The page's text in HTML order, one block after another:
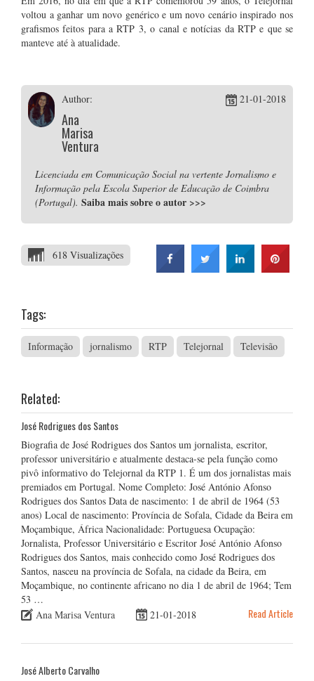
voltou a ganhar um novo genérico e um novo cenário inspirado nos
grafismos feitos para a RTP 3, o canal e notícias da RTP e que se
manteve até à atualidade.
Author:
Ana
Marisa
Ventura
21-01-2018
Licenciada em Comunicação Social na vertente Jornalismo e
Informação pela Escola Superior de Educação de Coimbra
(Portugal). Saiba mais sobre o autor >>>
618 Visualizações
Tags:
Informação jornalismo RTP Telejornal Televisão
Related:
José Rodrigues dos Santos
Biografia de José Rodrigues dos Santos um jornalista, escritor,
professor universitário e atualmente destaca-se pela função como
pivô informativo do Telejornal da RTP 1. É um dos jornalistas mais
premiados em Portugal. Nome Completo: José António Afonso
Rodrigues dos Santos Data de nascimento: 1 de abril de 1964 (53
anos) Local de nascimento: Província de Sofala, Cidade da Beira em
Moçambique, África Nacionalidade: Portuguesa Ocupação:
Jornalista, Professor Universitário e Escritor José António Afonso
Rodrigues dos Santos, mais conhecido como José Rodrigues dos
Santos, nasceu na província de Sofala, na cidade da Beira, em
Moçambique, no continente africano no dia 1 de abril de 1964; Tem
53 …
Ana Marisa Ventura
21-01-2018 Read Article
José Alberto Carvalho